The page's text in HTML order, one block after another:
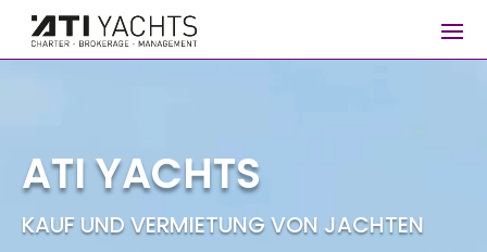
ATI YACHTS
KAUF UND VERMIETUNG VON JACHTEN